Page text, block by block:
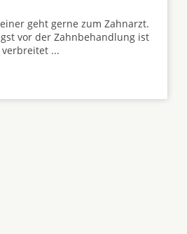
geht gerne zum Zahnarzt.
vor der Zahnbehandlung ist
...